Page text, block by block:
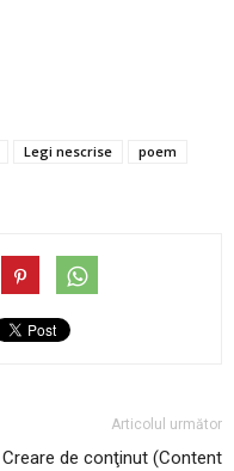
Legi nescrise
poem
Articolul următor
Creare de conţinut (Content